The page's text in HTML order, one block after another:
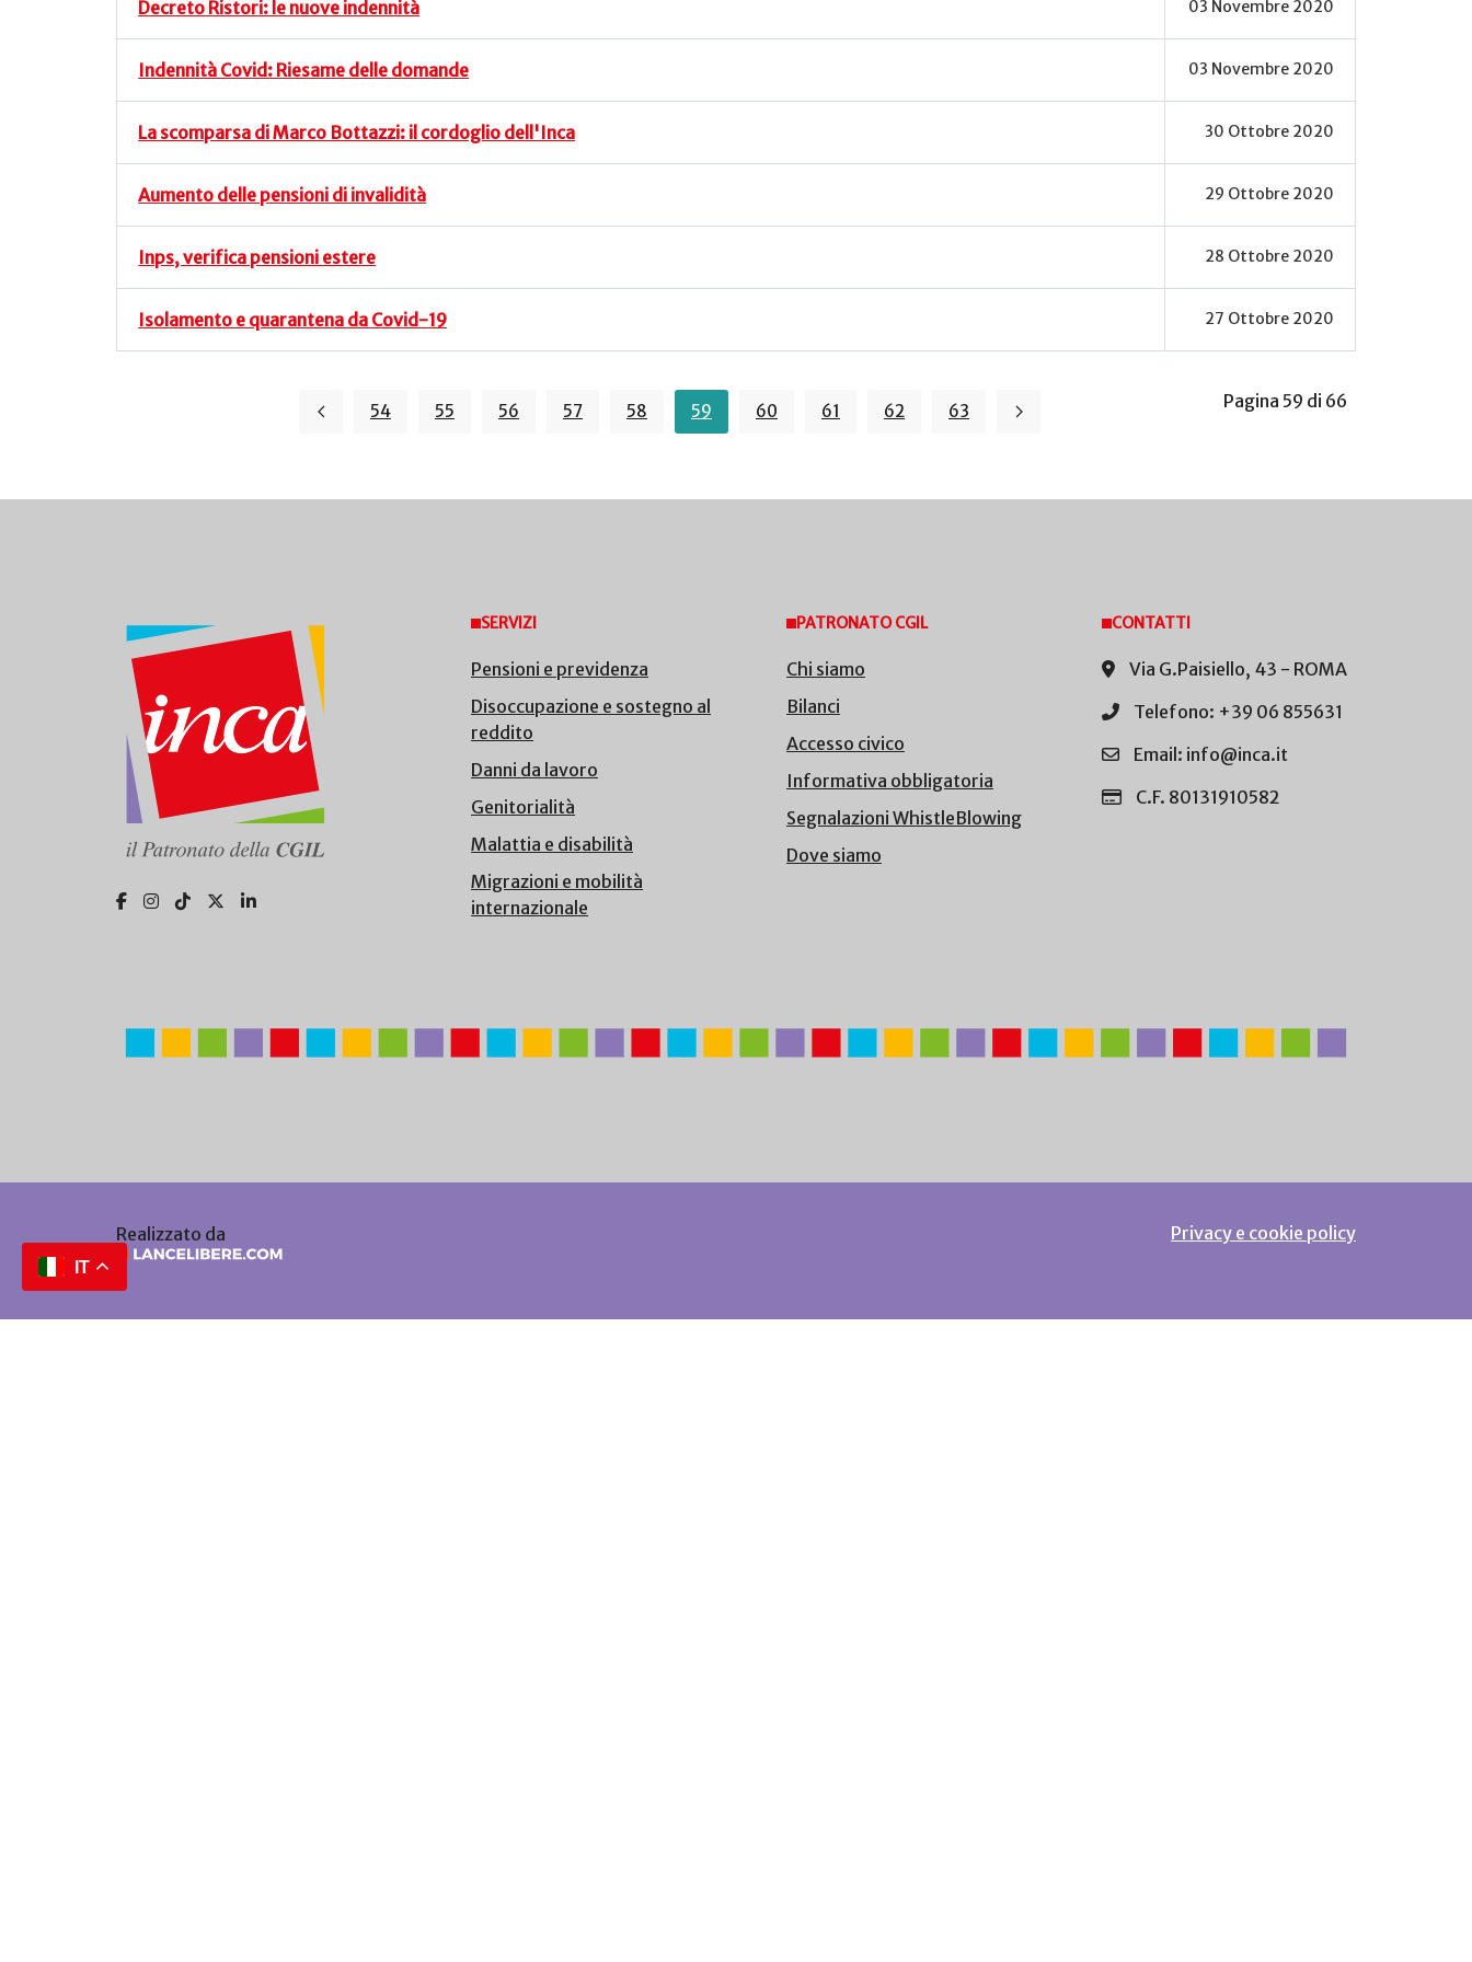
Decreto Ristori: le nuove indennità 03 Novembre 2020
Indennità Covid: Riesame delle domande 03 Novembre 2020
La scomparsa di Marco Bottazzi: il cordoglio dell'Inca 30 Ottobre 2020
Aumento delle pensioni di invalidità 29 Ottobre 2020
Inps, verifica pensioni estere 28 Ottobre 2020
Isolamento e quarantena da Covid-19 27 Ottobre 2020
Pagina 59 di 66
54 55 56 57 58 59 60 61 62 63
SERVIZI
Pensioni e previdenza
Disoccupazione e sostegno al
reddito
Danni da lavoro
Genitorialità
Malattia e disabilità
Migrazioni e mobilità
internazionale
PATRONATO CGIL
Chi siamo
Bilanci
Accesso civico
Informativa obbligatoria
Segnalazioni WhistleBlowing
Dove siamo
CONTATTI
Via G.Paisiello, 43 - ROMA
Telefono: +39 06 855631
Email: info@inca.it
C.F. 80131910582
Realizzato da Privacy e cookie policy
IT